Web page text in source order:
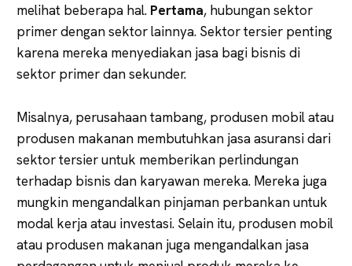
melihat beberapa hal. Pertama, hubungan sektor
primer dengan sektor lainnya. Sektor tersier penting
karena mereka menyediakan jasa bagi bisnis di
sektor primer dan sekunder.
Misalnya, perusahaan tambang, produsen mobil atau
produsen makanan membutuhkan jasa asuransi dari
sektor tersier untuk memberikan perlindungan
terhadap bisnis dan karyawan mereka. Mereka juga
mungkin mengandalkan pinjaman perbankan untuk
modal kerja atau investasi. Selain itu, produsen mobil
atau produsen makanan juga mengandalkan jasa